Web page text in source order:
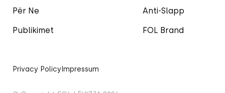
Për Ne
Publikimet
Anti-Slapp
FOL Brand
Privacy Policy Impressum